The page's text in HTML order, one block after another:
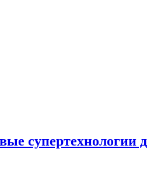
супертехнологии